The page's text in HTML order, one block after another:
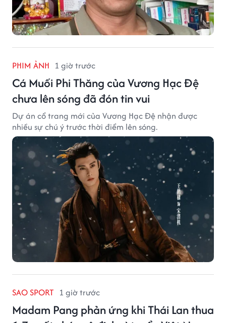
PHIM ẢNH 1 giờ trước
Cá Muối Phi Thăng của Vương Hạc Đệ
chưa lên sóng đã đón tin vui
Dự án cổ trang mới của Vương Hạc Đệ nhận được
nhiều sự chú ý trước thời điểm lên sóng.
SAO SPORT 1 giờ trước
Madam Pang phản ứng khi Thái Lan thua